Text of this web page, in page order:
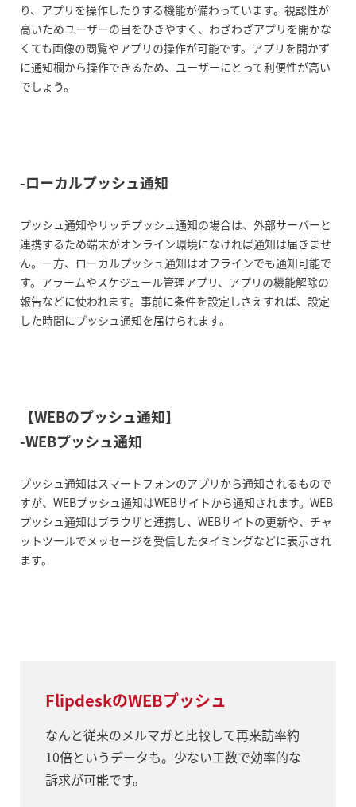
にすること
送信頻度
り、アプリを操作したりする機能が備わっています。視認性が
高いためユーザーの目をひきやすく、わざわざアプリを開かな
くても画像の閲覧やアプリの操作が可能です。アプリを開かず
に通知欄から操作できるため、ユーザーにとって利便性が高い
でしょう。
-ローカルプッシュ通知
プッシュ通知やリッチプッシュ通知の場合は、外部サーバーと
連携するため端末がオンライン環境になければ通知は届きませ
ん。一方、ローカルプッシュ通知はオフラインでも通知可能で
す。アラームやスケジュール管理アプリ、アプリの機能解除の
報告などに使われます。事前に条件を設定しさえすれば、設定
した時間にプッシュ通知を届けられます。
【WEBのプッシュ通知】
-WEBプッシュ通知
プッシュ通知はスマートフォンのアプリから通知されるもので
すが、WEBプッシュ通知はWEBサイトから通知されます。WEB
プッシュ通知はブラウザと連携し、WEBサイトの更新や、チャ
ットツールでメッセージを受信したタイミングなどに表示され
ます。
FlipdeskのWEBプッシュ
なんと従来のメルマガと比較して再来訪率約
10倍というデータも。少ない工数で効率的な
訴求が可能です。